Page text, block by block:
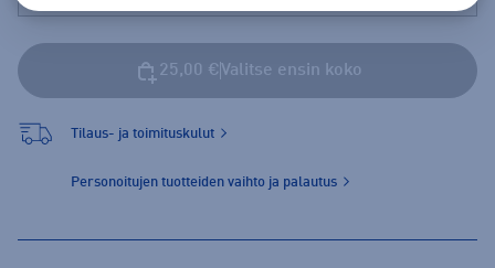
25,00 € Valitse ensin koko
Tilaus- ja toimituskulut
Personoitujen tuotteiden vaihto ja palautus